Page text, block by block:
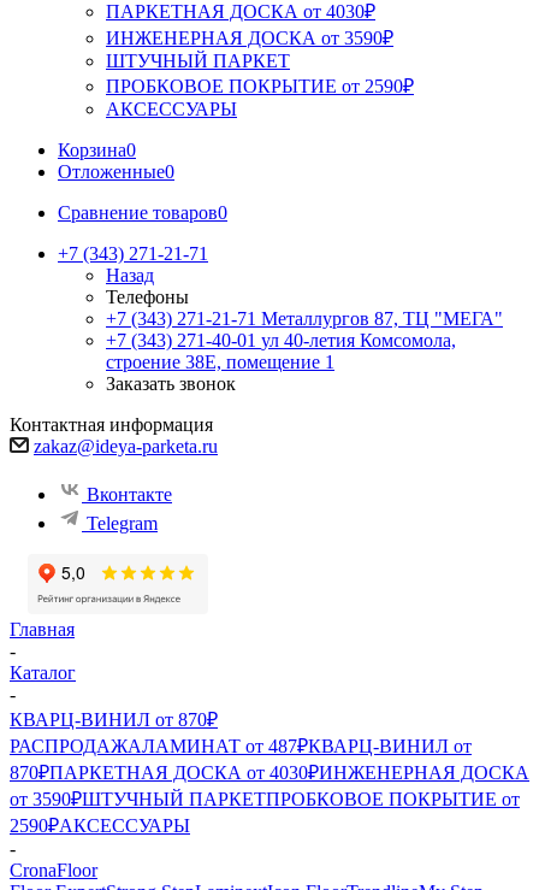
ПАРКЕТНАЯ ДОСКА от 4030₽
ИНЖЕНЕРНАЯ ДОСКА от 3590₽
ШТУЧНЫЙ ПАРКЕТ
ПРОБКОВОЕ ПОКРЫТИЕ от 2590₽
АКСЕССУАРЫ
Корзина0
Отложенные0
Сравнение товаров0
+7 (343) 271-21-71
Назад
Телефоны
+7 (343) 271-21-71 Металлургов 87, ТЦ "МЕГА"
+7 (343) 271-40-01 ул 40-летия Комсомола,
строение 38Е, помещение 1
Заказать звонок
Контактная информация
zakaz@ideya-parketa.ru
Вконтакте
Telegram
Главная
-
Каталог
-
КВАРЦ-ВИНИЛ от 870₽
РАСПРОДАЖАЛАМИНАТ от 487₽КВАРЦ-ВИНИЛ от
870₽ПАРКЕТНАЯ ДОСКА от 4030₽ИНЖЕНЕРНАЯ ДОСКА
от 3590₽ШТУЧНЫЙ ПАРКЕТПРОБКОВОЕ ПОКРЫТИЕ от
2590₽АКСЕССУАРЫ
-
CronaFloor